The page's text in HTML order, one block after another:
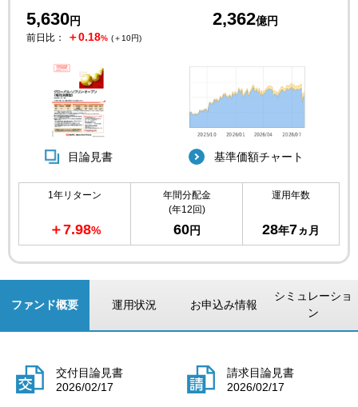
5,630円 2,362億円
前日比： ＋0.18% (＋10円)
目論見書 基準価額チャート
1年リターン
＋7.98%
年間分配金
(年12回)
60円
運用年数
28年7ヵ月
ファンド概要 運用状況 お申込み情報
シミュレーショ
ン
交付目論見書
2026/02/17
請求目論見書
2026/02/17